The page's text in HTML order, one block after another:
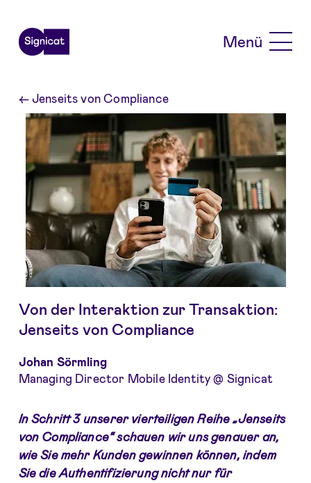
Menü
←Jenseits von Compliance
Johan Sörmling
Managing Director Mobile Identity @ Signicat
Von der Interaktion zur Transaktion:
Jenseits von Compliance
In Schritt 3 unserer vierteiligen Reihe „Jenseits
von Compliance“ schauen wir uns genauer an,
wie Sie mehr Kunden gewinnen können, indem
Sie die Authentifizierung nicht nur für